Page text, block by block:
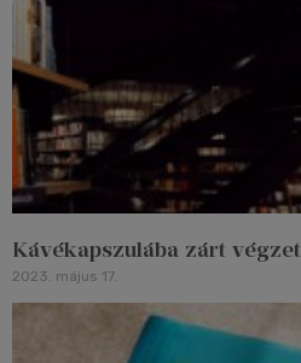
Kávékapszulába zárt végzet
2023. május 17.